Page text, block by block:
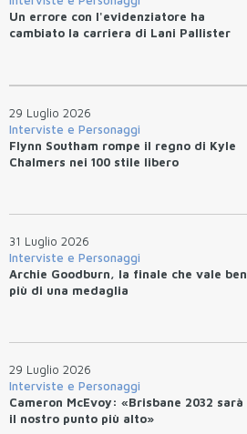
Un errore con l'evidenziatore ha
cambiato la carriera di Lani Pallister
29 Luglio 2026
Interviste e Personaggi
Flynn Southam rompe il regno di Kyle
Chalmers nei 100 stile libero
31 Luglio 2026
Interviste e Personaggi
Archie Goodburn, la finale che vale ben
più di una medaglia
29 Luglio 2026
Interviste e Personaggi
Cameron McEvoy: «Brisbane 2032 sarà
il nostro punto più alto»